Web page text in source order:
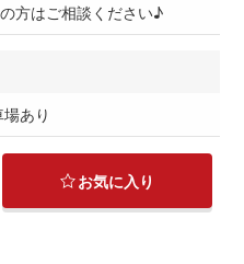
方はご相談ください♪
あり
お気に入り